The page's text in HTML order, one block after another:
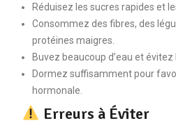
Réduisez les sucres rapides et
Consommez des fibres, des
protéines maigres.
Buvez beaucoup d’eau et
Dormez suffisamment pour
hormonale.
Erreurs à Éviter